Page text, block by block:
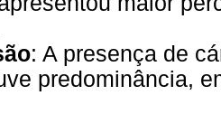
: A presença de
predominância,